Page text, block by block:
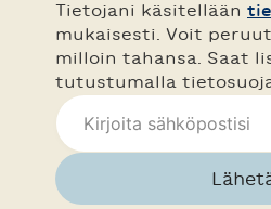
Tietojani käsitellään
mukaisesti. Voit
milloin tahansa. Saat
tutustumalla